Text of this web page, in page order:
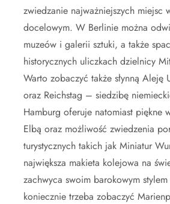
zwiedzanie najważniejszych miejsc
docelowym. W Berlinie można
muzeów i galerii sztuki, a także
historycznych uliczkach dzielnicy
Warto zobaczyć także słynną Aleję
oraz Reichstag – siedzibę
Hamburg oferuje natomiast piękne
Elbą oraz możliwość zwiedzenia
turystycznych takich jak Miniatur
największa makieta kolejowa na
zachwyca swoim barokowym
koniecznie trzeba zobaczyć